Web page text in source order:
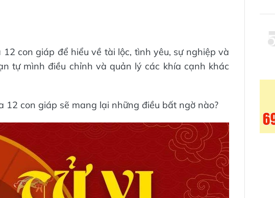
con giáp để hiểu về tài lộc, tình yêu, sự nghiệp và
tự mình điều chỉnh và quản lý các khía cạnh khác
con giáp sẽ mang lại những điều bất ngờ nào?